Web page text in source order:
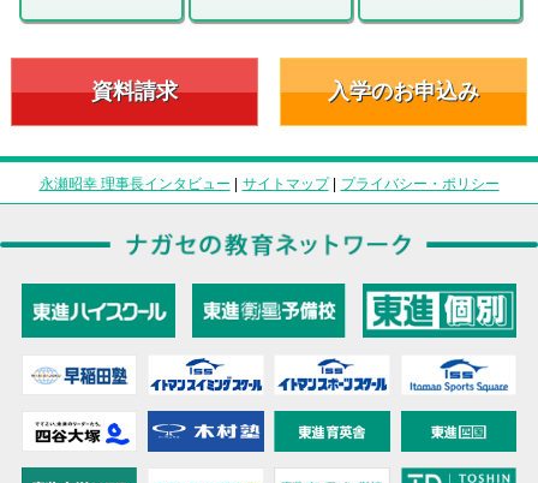
資料請求 入学のお申込み
永瀬昭幸 理事長インタビュー | サイトマップ| プライバシー・ポリシー